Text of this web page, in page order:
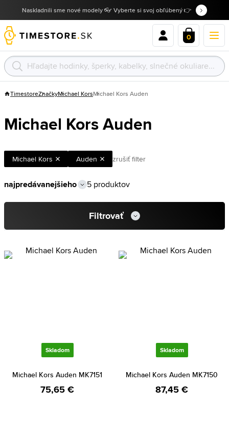
Naskladnili sme nové modely 👓 Vyberte si svoj obľúbený 👉
0
TimestoreZnačkyMichael KorsMichael Kors Auden
Michael Kors Auden
Michael Kors Auden zrušiť filter
5 produktov
Filtrovať
Skladom
Michael Kors Auden MK7151
75,65 €
Skladom
Michael Kors Auden MK7150
87,45 €